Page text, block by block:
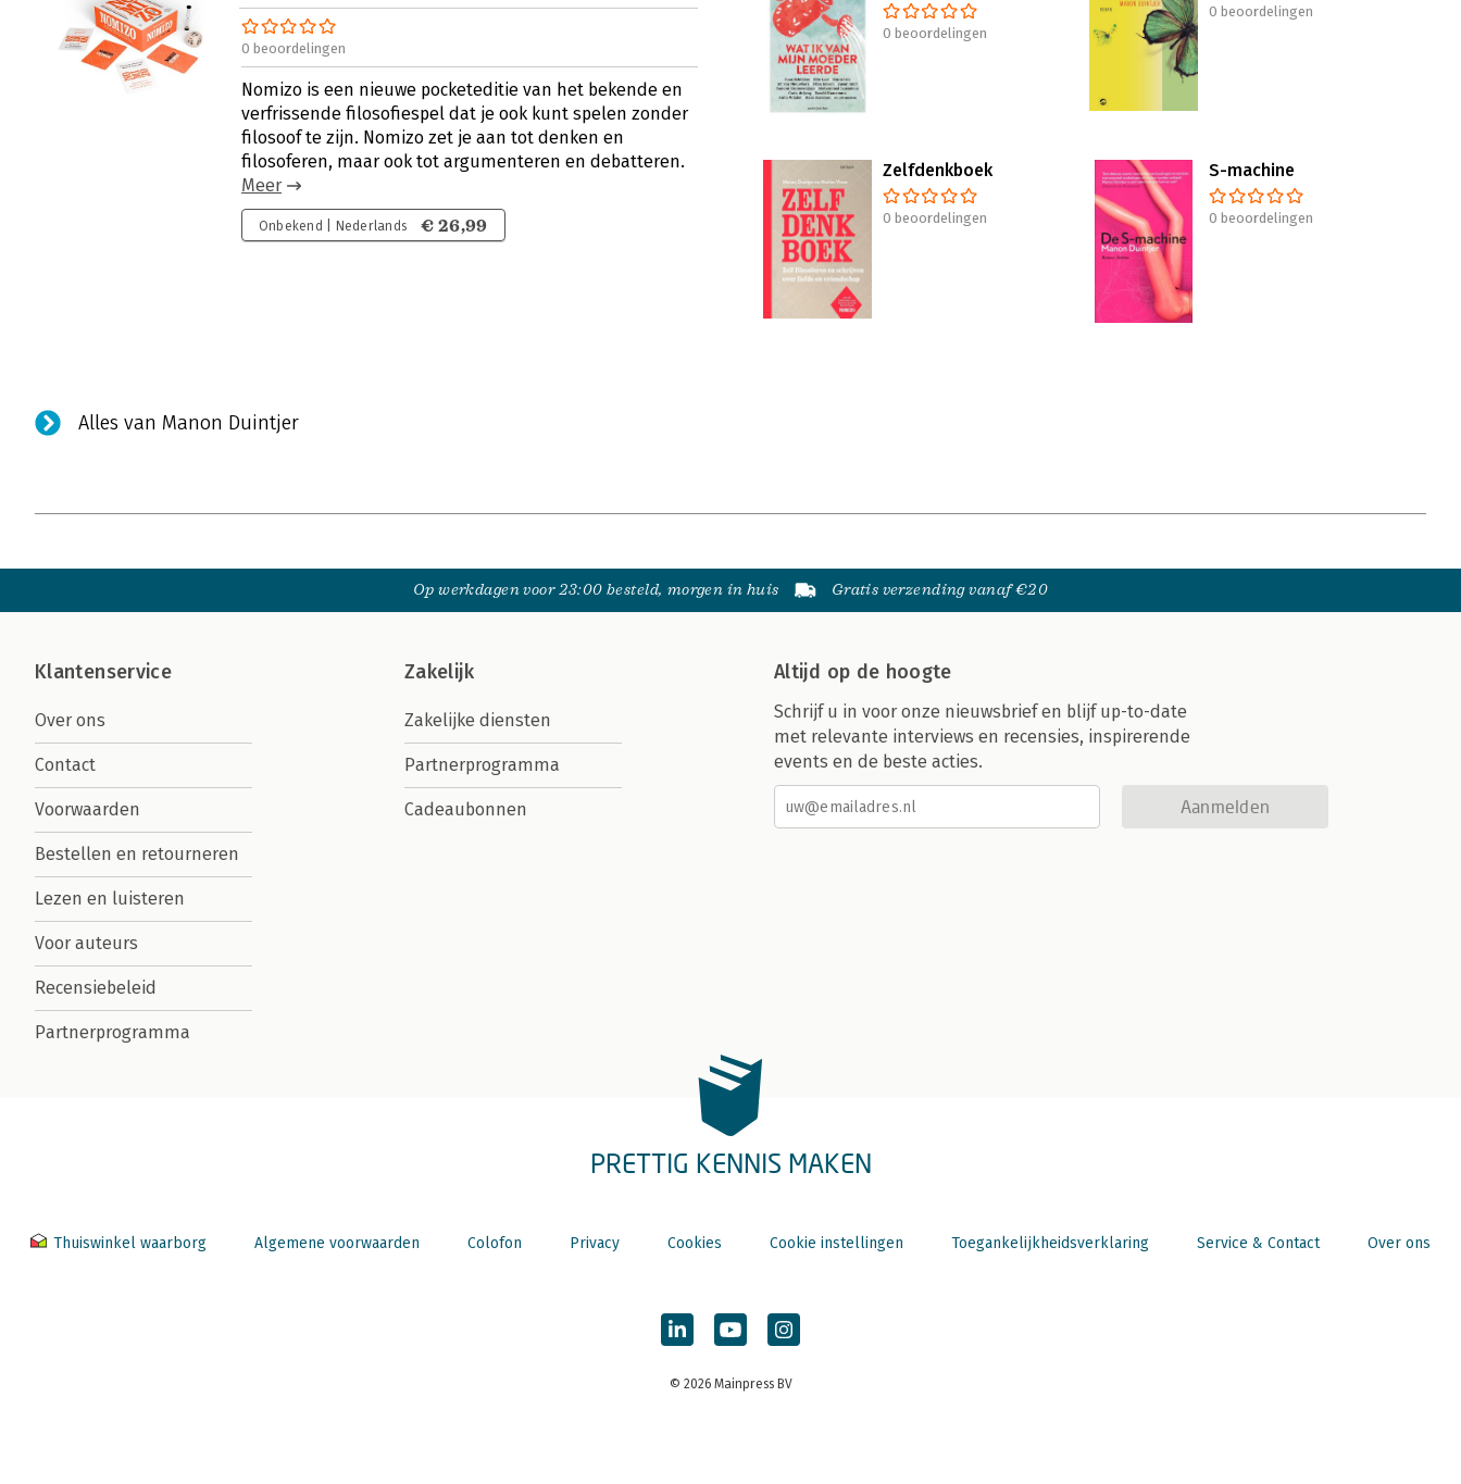
0 beoordelingen
Nomizo is een nieuwe pocketeditie van het bekende en
verfrissende filosofiespel dat je ook kunt spelen zonder
filosoof te zijn. Nomizo zet je aan tot denken en
filosoferen, maar ook tot argumenteren en debatteren.
Meer
Onbekend | Nederlands € 26,99
0 beoordelingen
0 beoordelingen
Zelfdenkboek
0 beoordelingen
S-machine
0 beoordelingen
Alles van Manon Duintjer
Op werkdagen voor 23:00 besteld, morgen in huis Gratis verzending vanaf €20
Klantenservice
Over ons
Contact
Voorwaarden
Bestellen en retourneren
Lezen en luisteren
Voor auteurs
Recensiebeleid
Partnerprogramma
Zakelijk
Zakelijke diensten
Partnerprogramma
Cadeaubonnen
Altijd op de hoogte
Schrijf u in voor onze nieuwsbrief en blijf up-to-date
met relevante interviews en recensies, inspirerende
events en de beste acties.
Aanmelden
PRETTIG KENNIS MAKEN
Thuiswinkel waarborg Algemene voorwaarden Colofon Privacy Cookies Cookie instellingen Toegankelijkheidsverklaring Service & Contact Over ons
© 2026 Mainpress BV